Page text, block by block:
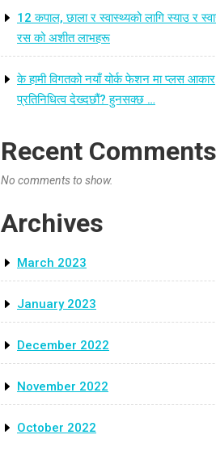
12 कपाल, छाला र स्वास्थ्यको लागि स्याउ र
रस को अशीत लाभहरू
के हामी विगतको नयाँ योर्क फेशन मा प्लस आकार
प्रतिनिधित्व देख्दछौं? हुनसक्छ …
Recent Comments
No comments to show.
Archives
March 2023
January 2023
December 2022
November 2022
October 2022